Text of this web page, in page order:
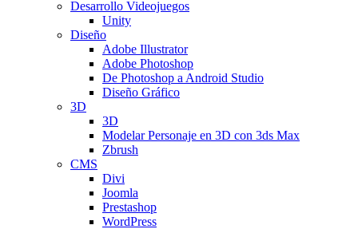
Desarrollo Videojuegos
Unity
Diseño
Adobe Illustrator
Adobe Photoshop
De Photoshop a Android Studio
Diseño Gráfico
3D
3D
Modelar Personaje en 3D con 3ds Max
Zbrush
CMS
Divi
Joomla
Prestashop
WordPress